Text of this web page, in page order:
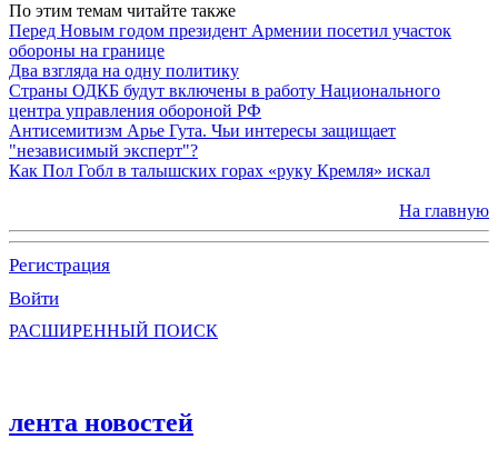
По этим темам читайте также
Перед Новым годом президент Армении посетил участок
обороны на границе
Два взгляда на одну политику
Страны ОДКБ будут включены в работу Национального
центра управления обороной РФ
Антисемитизм Арье Гута. Чьи интересы защищает
"независимый эксперт"?
Как Пол Гобл в талышских горах «руку Кремля» искал
На главную
Регистрация
Войти
РАСШИРЕННЫЙ ПОИСК
лента новостей